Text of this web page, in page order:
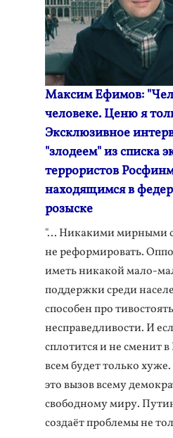
Максим Ефимов:
человеке. Ценю я
Эксклюзивное
"злодеем" из списка
террористов
находящимся в
розыске
"... Никакими мирными
не реформировать.
иметь никакой мало-
поддержки среди
способен про
несправедливости. И
сплотится и не сменит в
всем будет только
это вызов всему
свободному миру.
создаёт проблемы не